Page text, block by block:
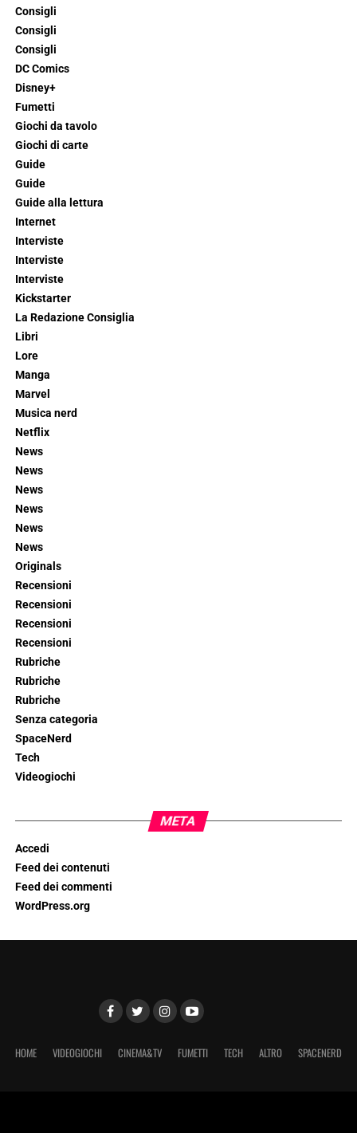
Consigli
Consigli
Consigli
DC Comics
Disney+
Fumetti
Giochi da tavolo
Giochi di carte
Guide
Guide
Guide alla lettura
Internet
Interviste
Interviste
Interviste
Kickstarter
La Redazione Consiglia
Libri
Lore
Manga
Marvel
Musica nerd
Netflix
News
News
News
News
News
News
Originals
Recensioni
Recensioni
Recensioni
Recensioni
Rubriche
Rubriche
Rubriche
Senza categoria
SpaceNerd
Tech
Videogiochi
META
Accedi
Feed dei contenuti
Feed dei commenti
WordPress.org
HOME VIDEOGIOCHI CINEMA&TV FUMETTI TECH ALTRO SPACENERD